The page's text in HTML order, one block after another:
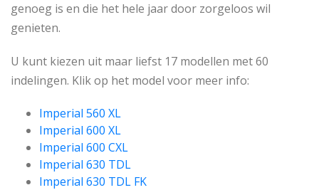
genoeg is en die het hele jaar door zorgeloos wil
genieten.
U kunt kiezen uit maar liefst 17 modellen met 60
indelingen. Klik op het model voor meer info:
Imperial 560 XL
Imperial 600 XL
Imperial 600 CXL
Imperial 630 TDL
Imperial 630 TDL FK